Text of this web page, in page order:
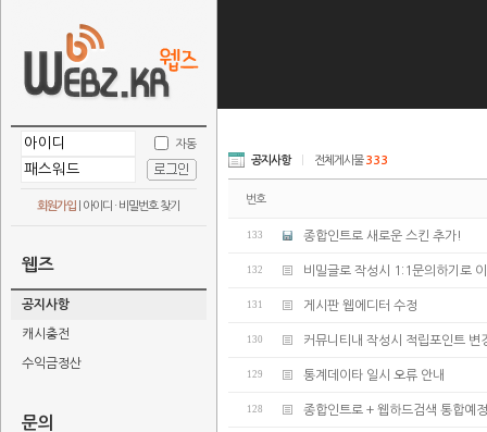
자동
회원가입 아이디 · 비밀번호 찾기
웹즈
공지사항
캐시충전
수익금정산
문의
공지사항 전체게시물333
번호
133 종합인트로 새로운 스킨 추가!
132 비밀글로 작성시 1:1문의하기로
131 게시판 웹에디터 수정
130 커뮤니티내 작성시 적립포인트 변
129 통계데이타 일시 오류 안내
128 종합인트로 + 웹하드검색 통합예